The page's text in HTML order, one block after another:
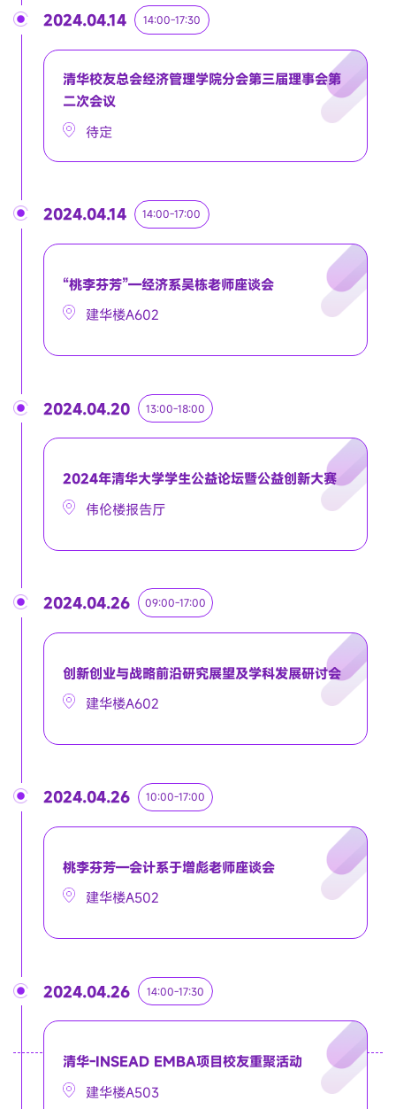
2024.04.14 14:00-17:30
清华校友总会经济管理学院分会第三届理事会第
二次会议
待定
2024.04.14 14:00-17:00
“桃李芬芳”—经济系吴栋老师座谈会
建华楼A602
2024.04.20 13:00-18:00
2024年清华大学学生公益论坛暨公益创新大赛
伟伦楼报告厅
2024.04.26 09:00-17:00
创新创业与战略前沿研究展望及学科发展研讨会
建华楼A602
2024.04.26 10:00-17:00
桃李芬芳—会计系于增彪老师座谈会
建华楼A502
2024.04.26 14:00-17:30
清华-INSEAD EMBA项目校友重聚活动
建华楼A503